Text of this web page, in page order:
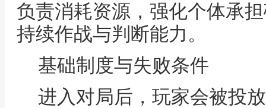
负责消耗资源，强化个体承
持续作战与判断能力。
基础制度与失败条件
进入对局后，玩家会被投